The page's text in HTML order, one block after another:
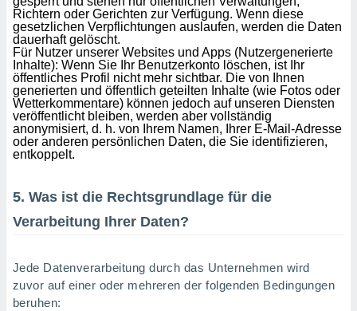
Richtern oder Gerichten zur Verfügung. Wenn diese
gesetzlichen Verpflichtungen auslaufen, werden die Daten
dauerhaft gelöscht.
Für Nutzer unserer Websites und Apps (Nutzergenerierte
Inhalte): Wenn Sie Ihr Benutzerkonto löschen, ist Ihr
öffentliches Profil nicht mehr sichtbar. Die von Ihnen
generierten und öffentlich geteilten Inhalte (wie Fotos oder
Wetterkommentare) können jedoch auf unseren Diensten
veröffentlicht bleiben, werden aber vollständig
anonymisiert, d. h. von Ihrem Namen, Ihrer E-Mail-Adresse
oder anderen persönlichen Daten, die Sie identifizieren,
entkoppelt.
5. Was ist die Rechtsgrundlage für die
Verarbeitung Ihrer Daten?
Jede Datenverarbeitung durch das Unternehmen wird
zuvor auf einer oder mehreren der folgenden Bedingungen
beruhen: